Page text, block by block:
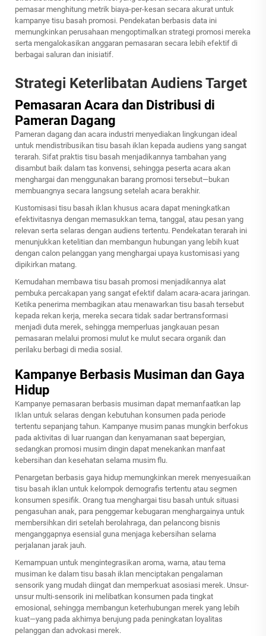
pemasar menghitung metrik biaya-per-kesan secara akurat untuk
kampanye tisu basah promosi. Pendekatan berbasis data ini
memungkinkan perusahaan mengoptimalkan strategi promosi mereka
serta mengalokasikan anggaran pemasaran secara lebih efektif di
berbagai saluran dan inisiatif.
Strategi Keterlibatan Audiens Target
Pemasaran Acara dan Distribusi di
Pameran Dagang
Pameran dagang dan acara industri menyediakan lingkungan ideal
untuk mendistribusikan tisu basah iklan kepada audiens yang sangat
terarah. Sifat praktis tisu basah menjadikannya tambahan yang
disambut baik dalam tas konvensi, sehingga peserta acara akan
menghargai dan menggunakan barang promosi tersebut—bukan
membuangnya secara langsung setelah acara berakhir.
Kustomisasi tisu basah iklan khusus acara dapat meningkatkan
efektivitasnya dengan memasukkan tema, tanggal, atau pesan yang
relevan serta selaras dengan audiens tertentu. Pendekatan terarah ini
menunjukkan ketelitian dan membangun hubungan yang lebih kuat
dengan calon pelanggan yang menghargai upaya kustomisasi yang
dipikirkan matang.
Kemudahan membawa tisu basah promosi menjadikannya alat
pembuka percakapan yang sangat efektif dalam acara-acara jaringan.
Ketika penerima membagikan atau menawarkan tisu basah tersebut
kepada rekan kerja, mereka secara tidak sadar bertransformasi
menjadi duta merek, sehingga memperluas jangkauan pesan
pemasaran melalui promosi mulut ke mulut secara organik dan
perilaku berbagi di media sosial.
Kampanye Berbasis Musiman dan Gaya
Hidup
Kampanye pemasaran berbasis musiman dapat memanfaatkan lap
Iklan untuk selaras dengan kebutuhan konsumen pada periode
tertentu sepanjang tahun. Kampanye musim panas mungkin berfokus
pada aktivitas di luar ruangan dan kenyamanan saat bepergian,
sedangkan promosi musim dingin dapat menekankan manfaat
kebersihan dan kesehatan selama musim flu.
Penargetan berbasis gaya hidup memungkinkan merek menyesuaikan
tisu basah iklan untuk kelompok demografis tertentu atau segmen
konsumen spesifik. Orang tua menghargai tisu basah untuk situasi
pengasuhan anak, para penggemar kebugaran menghargainya untuk
membersihkan diri setelah berolahraga, dan pelancong bisnis
menganggapnya esensial guna menjaga kebersihan selama
perjalanan jarak jauh.
Kemampuan untuk mengintegrasikan aroma, warna, atau tema
musiman ke dalam tisu basah iklan menciptakan pengalaman
sensorik yang mudah diingat dan memperkuat asosiasi merek. Unsur-
unsur multi-sensorik ini melibatkan konsumen pada tingkat
emosional, sehingga membangun keterhubungan merek yang lebih
kuat—yang pada akhirnya berujung pada peningkatan loyalitas
pelanggan dan advokasi merek.